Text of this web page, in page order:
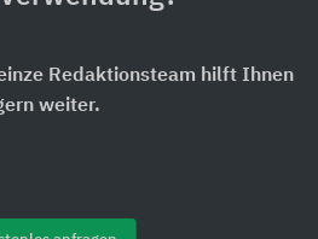
Redaktionsteam hilft Ihnen
weiter.